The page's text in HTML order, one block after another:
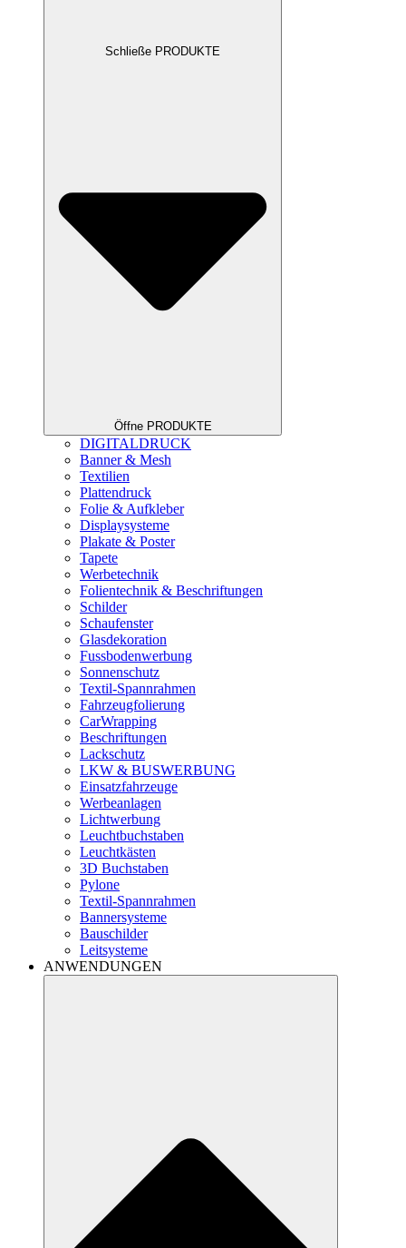
Schließe PRODUKTE
Öffne PRODUKTE
DIGITALDRUCK
Banner & Mesh
Textilien
Plattendruck
Folie & Aufkleber
Displaysysteme
Plakate & Poster
Tapete
Werbetechnik
Folientechnik & Beschriftungen
Schilder
Schaufenster
Glasdekoration
Fussbodenwerbung
Sonnenschutz
Textil-Spannrahmen
Fahrzeugfolierung
CarWrapping
Beschriftungen
Lackschutz
LKW & BUSWERBUNG
Einsatzfahrzeuge
Werbeanlagen
Lichtwerbung
Leuchtbuchstaben
Leuchtkästen
3D Buchstaben
Pylone
Textil-Spannrahmen
Bannersysteme
Bauschilder
Leitsysteme
ANWENDUNGEN